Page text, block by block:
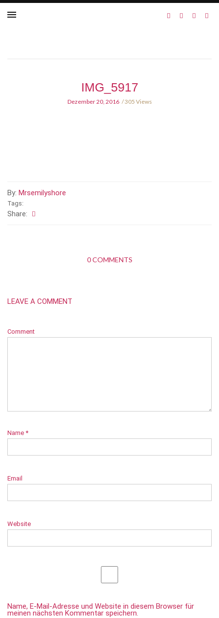
IMG_5917
Dezember 20, 2016 305 Views
By: Mrsemilyshore
Tags:
Share:
0 COMMENTS
LEAVE A COMMENT
Comment
Name *
Email
Website
Name, E-Mail-Adresse und Website in diesem Browser für
meinen nächsten Kommentar speichern.